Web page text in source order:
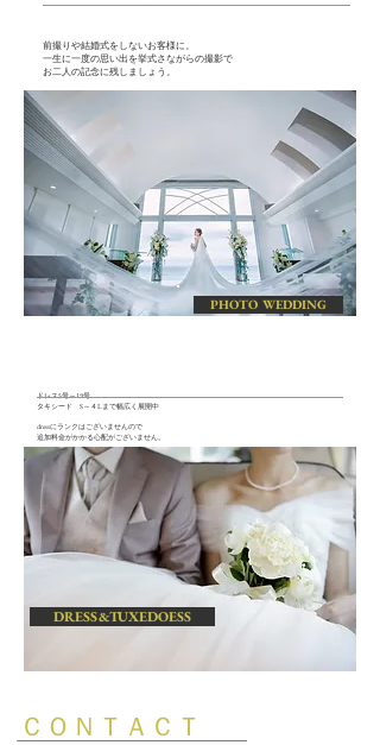
​ＣＯＮＴＡＣＴ
PHOTO WEDDING
前撮りや結婚式をしないお客様に。
​一生に一度の思い出を挙式さながらの撮影で
お二人の記念に残しましょう。
DRESS&TUXEDOESS
ドレス5号～19号
​タキシード S～４Lまで幅広く展開中
dressにランクはございませんので
追加料金がかかる心配がございません。